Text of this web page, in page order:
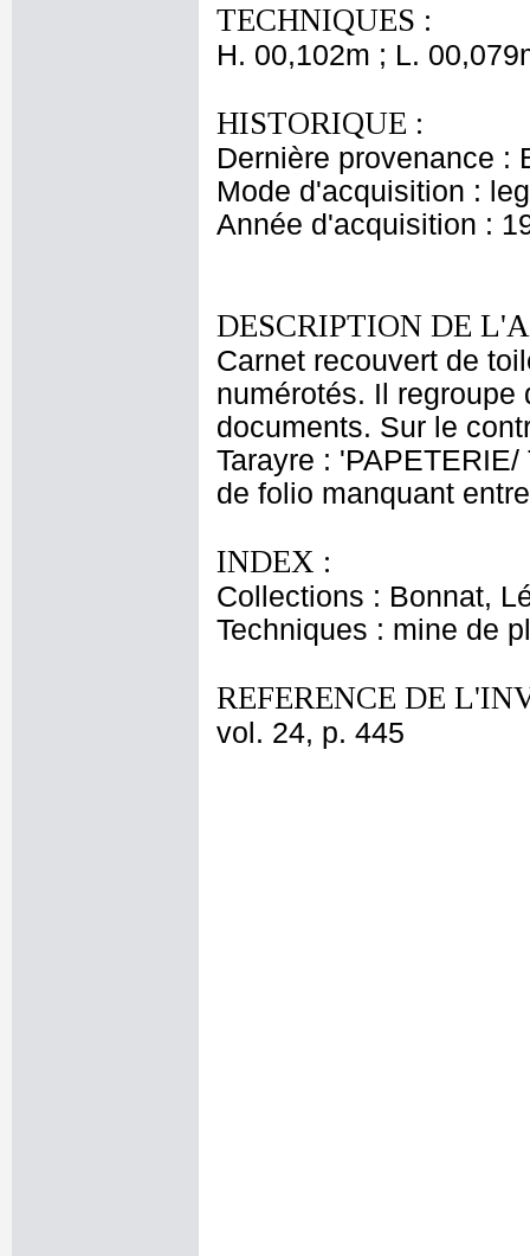
TECHNIQUES :
H. 00,102m ; L.
HISTORIQUE :
Dernière provenance :
Mode d'acquisition :
Année d'acquisition :
DESCRIPTION DE
Carnet recouvert de
numérotés. Il
documents. Sur le
Tarayre :
de folio manquant
INDEX :
Collections : Bonnat,
Techniques : mine de
REFERENCE DE
vol. 24, p. 445